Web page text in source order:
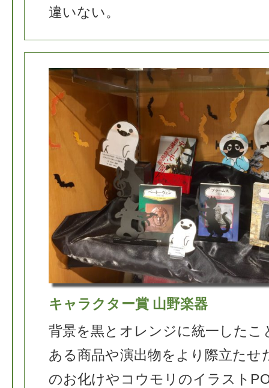
違いない。
キャラクター賞 山野楽器
背景を黒とオレンジに統一したこ
ある商品や演出物をより際立たせ
のお化けやコウモリのイラスト